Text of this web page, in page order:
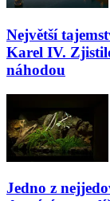
Největší
Karel IV.
náhodou
Jedno z